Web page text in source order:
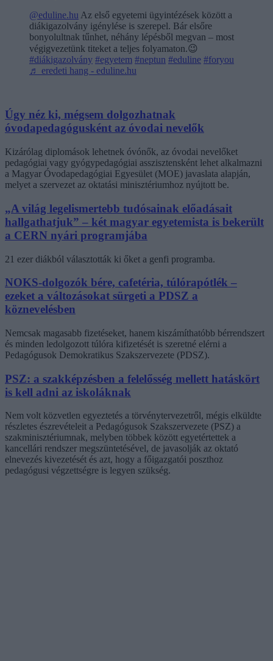
@eduline.hu Az első egyetemi ügyintézések között a
diákigazolvány igénylése is szerepel. Bár elsőre
bonyolultnak tűnhet, néhány lépésből megvan – most
végigvezetünk titeket a teljes folyamaton.😉
#diákigazolvány #egyetem #neptun #eduline #foryou
♬ eredeti hang - eduline.hu
Úgy néz ki, mégsem dolgozhatnak
óvodapedagógusként az óvodai nevelők
Kizárólag diplomások lehetnek óvónők, az óvodai nevelőket
pedagógiai vagy gyógypedagógiai asszisztensként lehet alkalmazni
a Magyar Óvodapedagógiai Egyesület (MOE) javaslata alapján,
melyet a szervezet az oktatási minisztériumhoz nyújtott be.
„A világ legelismertebb tudósainak előadásait
hallgathatjuk” – két magyar egyetemista is bekerült
a CERN nyári programjába
21 ezer diákból választották ki őket a genfi programba.
NOKS-dolgozók bére, cafetéria, túlórapótlék –
ezeket a változásokat sürgeti a PDSZ a
köznevelésben
Nemcsak magasabb fizetéseket, hanem kiszámíthatóbb bérrendszert
és minden ledolgozott túlóra kifizetését is szeretné elérni a
Pedagógusok Demokratikus Szakszervezete (PDSZ).
PSZ: a szakképzésben a felelősség mellett hatáskört
is kell adni az iskoláknak
Nem volt közvetlen egyeztetés a törvénytervezetről, mégis elküldte
részletes észrevételeit a Pedagógusok Szakszervezete (PSZ) a
szakminisztériumnak, melyben többek között egyetértettek a
kancellári rendszer megszüntetésével, de javasolják az oktató
elnevezés kivezetését és azt, hogy a főigazgatói poszthoz
pedagógusi végzettségre is legyen szükség.